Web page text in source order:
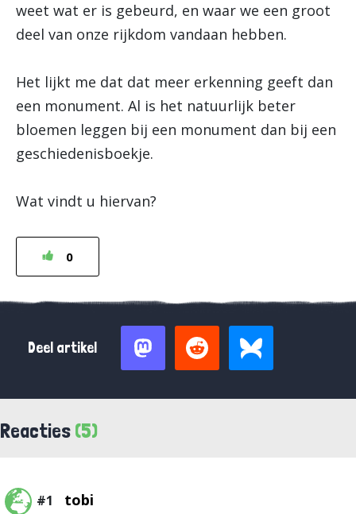
weet wat er is gebeurd, en waar we een groot
deel van onze rijkdom vandaan hebben.
Het lijkt me dat dat meer erkenning geeft dan
een monument. Al is het natuurlijk beter
bloemen leggen bij een monument dan bij een
geschiedenisboekje.
Wat vindt u hiervan?
0
Deel artikel
Reacties (5)
#1 tobi